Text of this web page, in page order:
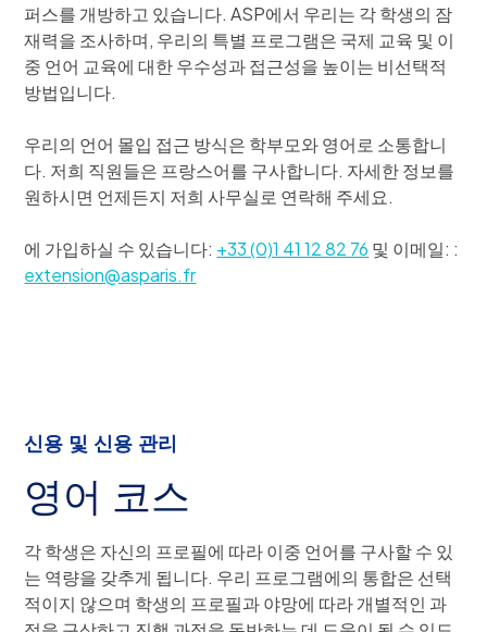
퍼스를 개방하고 있습니다. ASP에서 우리는 각 학생의 잠
재력을 조사하며, 우리의 특별 프로그램은 국제 교육 및 이
중 언어 교육에 대한 우수성과 접근성을 높이는 비선택적
방법입니다.
우리의 언어 몰입 접근 방식은 학부모와 영어로 소통합니
다. 저희 직원들은 프랑스어를 구사합니다. 자세한 정보를
원하시면 언제든지 저희 사무실로 연락해 주세요.
에 가입하실 수 있습니다: +33 (0)1 41 12 82 76 및 이메일: :
extension@asparis.fr
신용 및 신용 관리
영어 코스
각 학생은 자신의 프로필에 따라 이중 언어를 구사할 수 있
는 역량을 갖추게 됩니다. 우리 프로그램에의 통합은 선택
적이지 않으며 학생의 프로필과 야망에 따라 개별적인 과